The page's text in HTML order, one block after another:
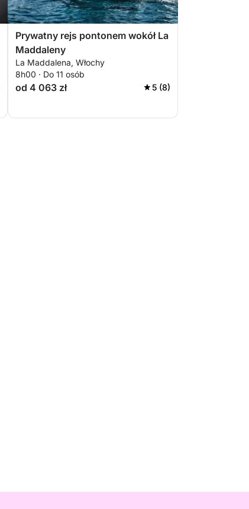
Prywatny rejs pontonem wokół La
Maddaleny
La Maddalena, Włochy
8h00 · Do 11 osób
od 4 063 zł 5 (8)